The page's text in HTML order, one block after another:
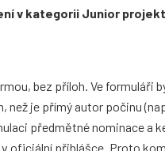
v kategorii Junior
bez příloh. Ve formuláři
než je přímý autor počinu
předmětné nominace a
oficiální přihlášce. Proto